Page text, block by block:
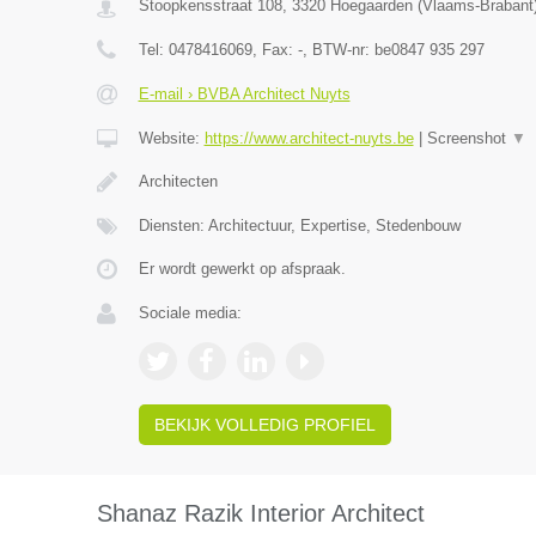
Stoopkensstraat 108, 3320 Hoegaarden(Vlaams-Brabant
Tel: 0478416069, Fax: -, BTW-nr: be0847 935 297
E-mail › BVBA Architect Nuyts
Website: https://www.architect-nuyts.be| Screenshot ▼
Architecten
Diensten: Architectuur, Expertise, Stedenbouw
Er wordt gewerkt op afspraak.
Sociale media:
BEKIJK VOLLEDIG PROFIEL
Shanaz Razik Interior Architect